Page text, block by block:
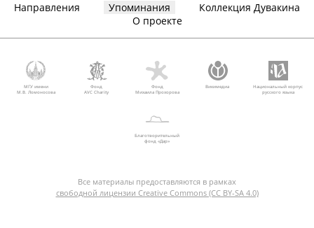
Направления Упоминания
Коллекция Дувакина
О проекте
МГУ имени
М.В. Ломоносова
Фонд
AVC Charity
Фонд
Михаила Прохорова
Викимедиа
Национальный корпус
русского языка
Благотворительный
фонд «Дар»
Все материалы предоставляются в рамках
свободной лицензии Creative Commons (CC BY-SA 4.0)